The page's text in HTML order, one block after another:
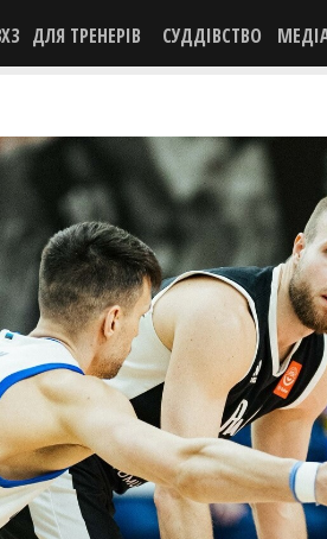
ДЛЯ ТРЕНЕРІВ СУДДІВСТВО